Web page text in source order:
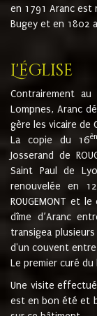
en 1791 Aranc est
Bugey et en 1802
L'église
Contrairement
Lompnes, Aranc
gère les vicaire de
La copie du 16
Josserand de
Saint Paul de
renouvelée en
ROUGEMONT et
dîme d’Aranc
transigea
d'un couvent
Le premier curé
Une visite
est en bon été et